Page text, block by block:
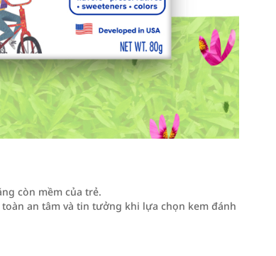
còn mềm của trẻ.
an tâm và tin tưởng khi lựa chọn kem đánh